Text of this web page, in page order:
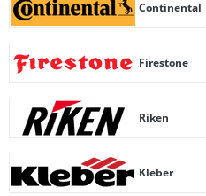
Continental
Firestone
Riken
Kleber